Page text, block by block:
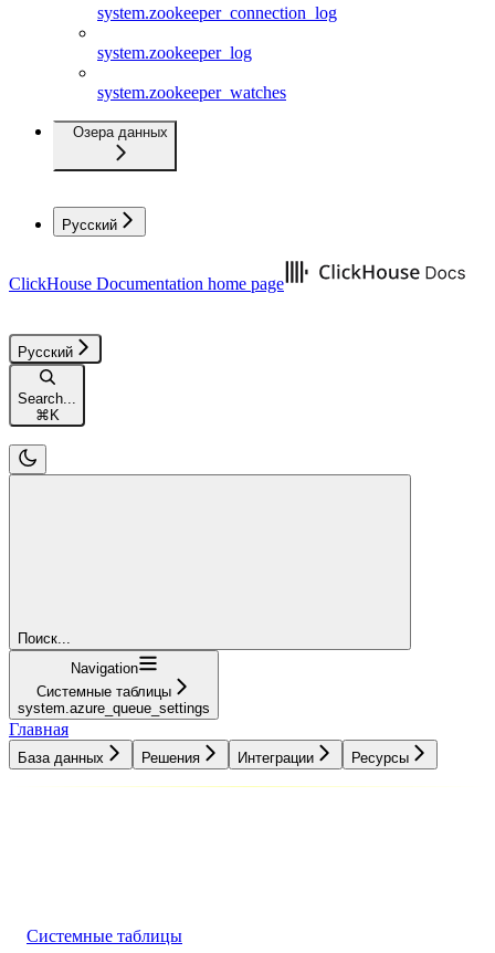
system.zookeeper_connection_log
system.zookeeper_log
system.zookeeper_watches
Озера данных
Русский
ClickHouse Documentation home page
Русский
Search...
⌘K
Поиск...
Navigation
Системные таблицы
system.azure_queue_settings
Главная
База данных Решения Интеграции Ресурсы
Системные таблицы